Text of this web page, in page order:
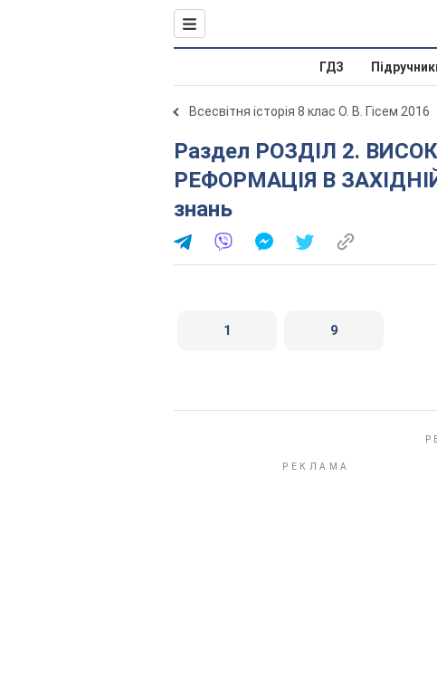
ГДЗ
Всесвітня історія 8 клас О. В. Гісем 2016
Раздел РОЗДІЛ 2. ВИСОКЕ ВІДРОДЖЕННЯ.
РЕФОРМАЦІЯ В
знань
1 9